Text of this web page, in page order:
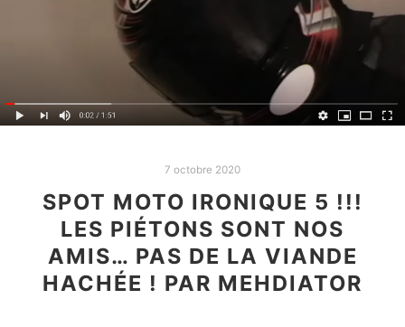
7 octobre 2020
SPOT MOTO IRONIQUE 5 !!!
LES PIÉTONS SONT NOS
AMIS… PAS DE LA VIANDE
HACHÉE ! PAR MEHDIATOR